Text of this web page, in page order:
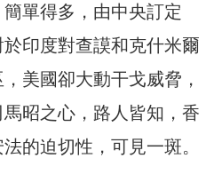
單得多，由中央訂定
於印度對查謨和克什米爾
美國卻大動干戈威脅，
昭之心，路人皆知，香
的迫切性，可見一斑。